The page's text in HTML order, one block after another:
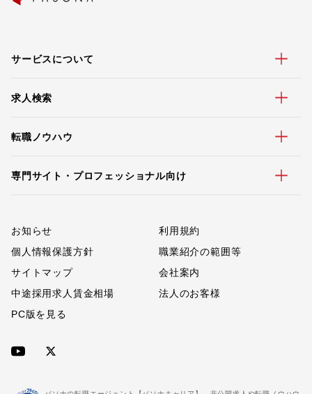
サービスについて
求人検索
転職ノウハウ
専門サイト・プロフェッショナル向け
お知らせ
利用規約
個人情報保護方針
職業紹介の範囲等
サイトマップ
会社案内
中途採用求人賃金相場
法人のお客様
PC版を見る